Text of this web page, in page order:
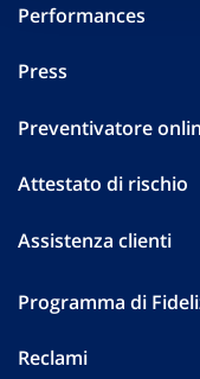
Performances
Press
Preventivatore
Attestato di rischio
Assistenza clienti
Programma di
Reclami